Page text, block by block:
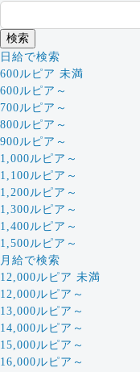
日給で検索
600ルピア 未満
600ルピア～
700ルピア～
800ルピア～
900ルピア～
1,000ルピア～
1,100ルピア～
1,200ルピア～
1,300ルピア～
1,400ルピア～
1,500ルピア～
月給で検索
12,000ルピア 未満
12,000ルピア～
13,000ルピア～
14,000ルピア～
15,000ルピア～
16,000ルピア～